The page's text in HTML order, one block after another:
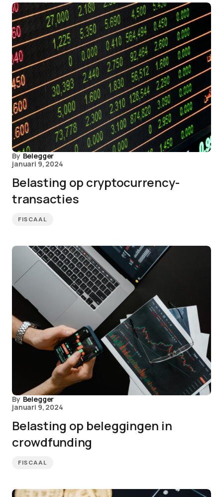
By Belegger
januari 9, 2024
Belasting op cryptocurrency-
transacties
FISCAAL
By Belegger
januari 9, 2024
Belasting op beleggingen in
crowdfunding
FISCAAL